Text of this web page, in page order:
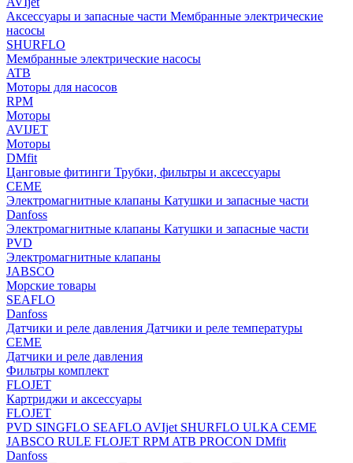
Аксессуары и запасные части Мембранные электрические
насосы
SHURFLO
Мембранные электрические насосы
ATB
Моторы для насосов
RPM
Моторы
AVIJET
Моторы
DMfit
Цанговые фитинги Трубки, фильтры и аксессуары
CEME
Электромагнитные клапаны Катушки и запасные части
Danfoss
Электромагнитные клапаны Катушки и запасные части
PVD
Электромагнитные клапаны
JABSCO
Морские товары
SEAFLO
Danfoss
Датчики и реле давления Датчики и реле температуры
CEME
Датчики и реле давления
Фильтры комплект
FLOJET
Картриджи и аксессуары
FLOJET
PVD SINGFLO SEAFLO AVIjet SHURFLO ULKA CEME
JABSCO RULE FLOJET RPM ATB PROCON DMfit
Danfoss